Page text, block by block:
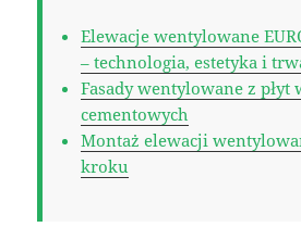
Elewacje wentylowane
– technologia, estetyka i
Fasady wentylowane z płyt
cementowych
Montaż elewacji
kroku